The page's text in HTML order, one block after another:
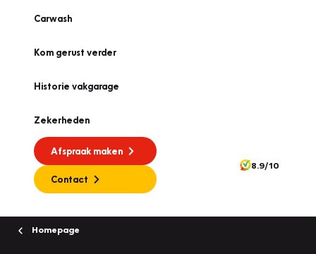
Carwash
Kom gerust verder
Historie vakgarage
Zekerheden
Afspraak maken
Contact
8.9/10
Homepage